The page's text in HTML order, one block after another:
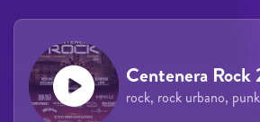
Centenera Rock
rock, rock urbano,